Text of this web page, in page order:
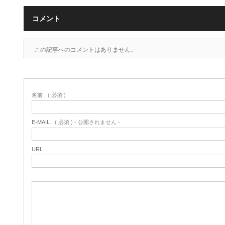
コメント
この記事へのコメントはありません。
名前 ( 必須 )
E-MAIL ( 必須 ) - 公開されません -
URL